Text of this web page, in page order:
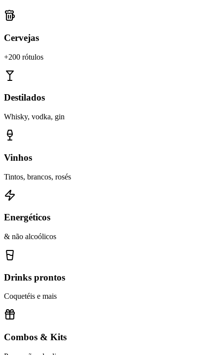
Cervejas
+200 rótulos
Destilados
Whisky, vodka, gin
Vinhos
Tintos, brancos, rosés
Energéticos
& não alcoólicos
Drinks prontos
Coquetéis e mais
Combos & Kits